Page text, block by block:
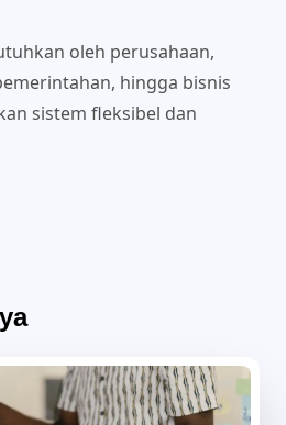
oleh perusahaan,
hingga bisnis
sistem fleksibel dan